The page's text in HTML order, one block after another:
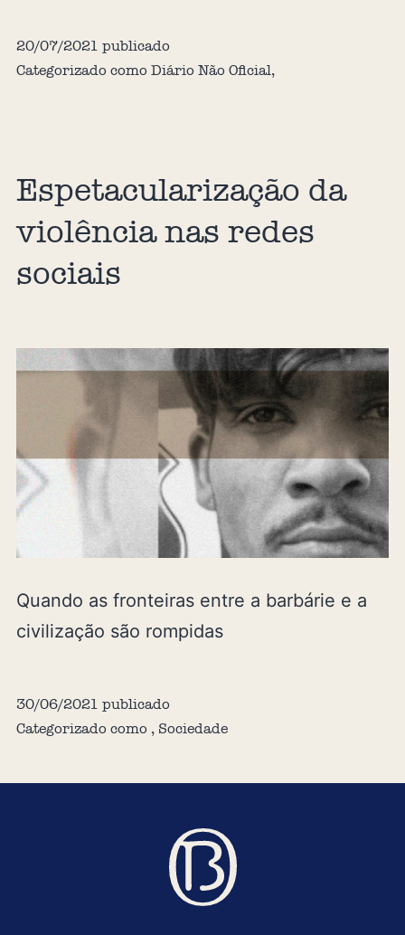
20/07/2021 publicado
Categorizado como Diário Não Oficial,
Espetacularização da
violência nas redes
sociais
Quando as fronteiras entre a barbárie e a
civilização são rompidas
30/06/2021 publicado
Categorizado como , Sociedade